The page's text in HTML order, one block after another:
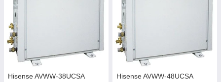
Hisense AVWW-38UCSA
Hisense AVWW-48UCSA